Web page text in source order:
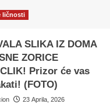
ličnosti
SLIKA IZ DOMA
ZORICE
Prizor će vas
(FOTO)
23 Aprila, 2026